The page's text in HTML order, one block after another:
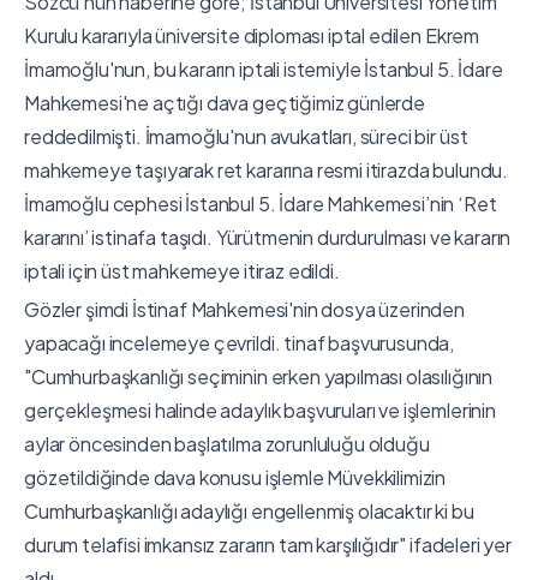
Kurulu kararıyla üniversite diploması iptal edilen Ekrem
İmamoğlu'nun, bu kararın iptali istemiyle İstanbul 5. İdare
Mahkemesi'ne açtığı dava geçtiğimiz günlerde
reddedilmişti. İmamoğlu'nun avukatları, süreci bir üst
mahkemeye taşıyarak ret kararına resmi itirazda bulundu.
İmamoğlu cephesi İstanbul 5. İdare Mahkemesi’nin ‘Ret
kararını’ istinafa taşıdı. Yürütmenin durdurulması ve kararın
iptali için üst mahkemeye itiraz edildi.
Gözler şimdi İstinaf Mahkemesi'nin dosya üzerinden
yapacağı incelemeye çevrildi. tinaf başvurusunda,
"Cumhurbaşkanlığı seçiminin erken yapılması olasılığının
gerçekleşmesi halinde adaylık başvuruları ve işlemlerinin
aylar öncesinden başlatılma zorunluluğu olduğu
gözetildiğinde dava konusu işlemle Müvekkilimizin
Cumhurbaşkanlığı adaylığı engellenmiş olacaktır ki bu
durum telafisi imkansız zararın tam karşılığıdır" ifadeleri yer